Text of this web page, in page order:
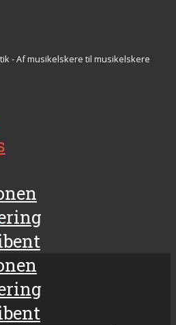
- Af musikelskere til musikelskere